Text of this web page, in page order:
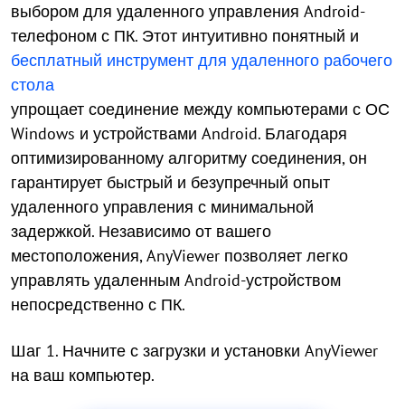
выбором для удаленного управления Android-
телефоном с ПК. Этот интуитивно понятный и
бесплатный инструмент для удаленного рабочего
стола
упрощает соединение между компьютерами с ОС
Windows и устройствами Android. Благодаря
оптимизированному алгоритму соединения, он
гарантирует быстрый и безупречный опыт
удаленного управления с минимальной
задержкой. Независимо от вашего
местоположения, AnyViewer позволяет легко
управлять удаленным Android-устройством
непосредственно с ПК.
Шаг 1. Начните с загрузки и установки AnyViewer
на ваш компьютер.